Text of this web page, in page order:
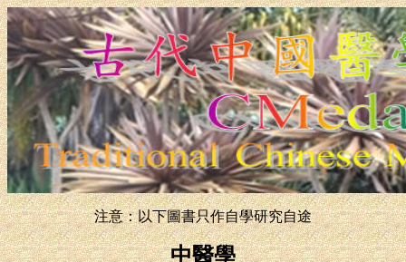
注意：以下圖書只作自學研究自途
中醫學